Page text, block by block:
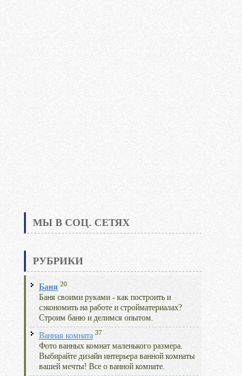
МЫ В СОЦ. СЕТЯХ
РУБРИКИ
Баня 20
Баня своими руками - как построить и
сэкономить на работе и стройматериалах?
Строим баню и делимся опытом.
Ванная комната 37
Фото ванных комнат маленького размера.
Выбирайте дизайн интерьера ванной комнаты
вашей мечты! Все о ванной комнате.